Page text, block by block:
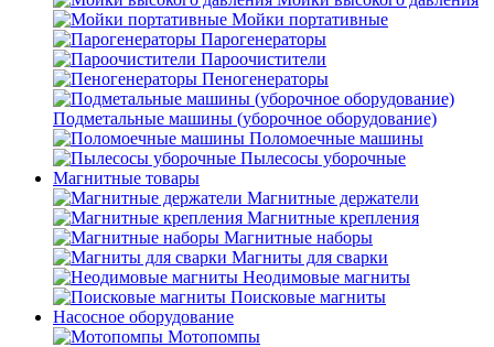
Мойки портативные
Парогенераторы
Пароочистители
Пеногенераторы
Подметальные машины (уборочное оборудование)
Поломоечные машины
Пылесосы уборочные
Магнитные товары
Магнитные держатели
Магнитные крепления
Магнитные наборы
Магниты для сварки
Неодимовые магниты
Поисковые магниты
Насосное оборудование
Мотопомпы